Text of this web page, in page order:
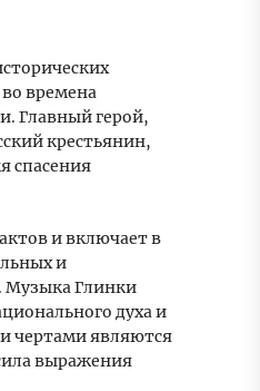
времена
Главный герой,
крестьянин,
спасения
и включает в
и
Музыка Глинки
духа и
чертами являются
выражения